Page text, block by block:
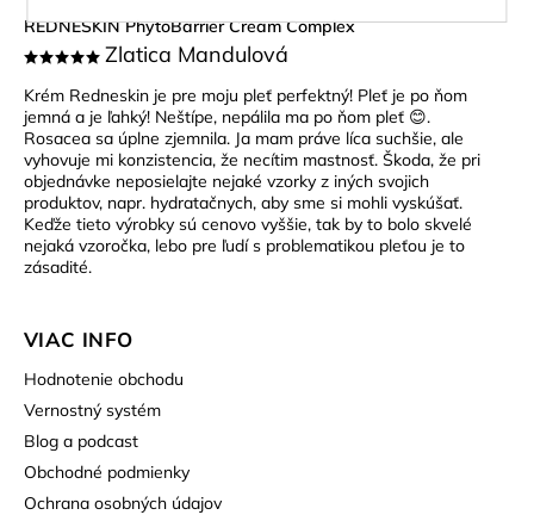
REDNESKIN PhytoBarrier Cream Complex
Zlatica Mandulová
Krém Redneskin je pre moju pleť perfektný! Pleť je po ňom
jemná a je ľahký! Neštípe, nepálila ma po ňom pleť 😊.
Rosacea sa úplne zjemnila. Ja mam práve líca suchšie, ale
vyhovuje mi konzistencia, že necítim mastnosť. Škoda, že pri
objednávke neposielajte nejaké vzorky z iných svojich
produktov, napr. hydratačnych, aby sme si mohli vyskúšať.
Keďže tieto výrobky sú cenovo vyššie, tak by to bolo skvelé
nejaká vzoročka, lebo pre ľudí s problematikou pleťou je to
zásadité.
VIAC INFO
Hodnotenie obchodu
Vernostný systém
Blog a podcast
Obchodné podmienky
Ochrana osobných údajov